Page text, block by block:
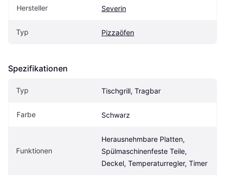
Hersteller Severin
Typ Pizzaöfen
Spezifikationen
Typ Tischgrill, Tragbar
Farbe Schwarz
Funktionen
Herausnehmbare Platten,
Spülmaschinenfeste Teile,
Deckel, Temperaturregler, Timer